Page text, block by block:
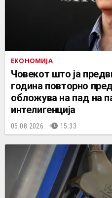
ЕКОНОМИЈА
Човекот што ја
година повторно
обложува на пад на
интелигенција
05.08.2026. 15:33